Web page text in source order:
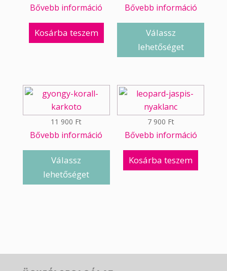
Bővebb információ
Kosárba teszem
Bővebb információ
Válassz
lehetőséget
11 900 Ft
Bővebb információ
Válassz
lehetőséget
7 900 Ft
Bővebb információ
Kosárba teszem